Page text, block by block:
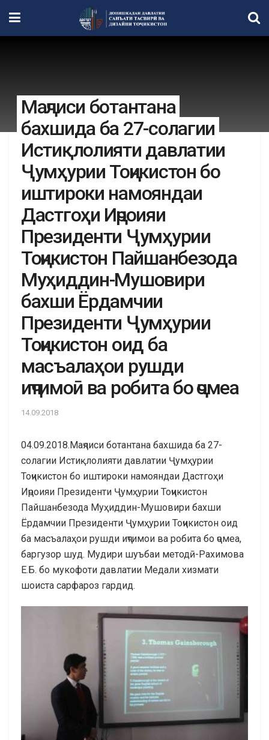
Маҷлиси ботантана
бахшида ба 27-солагии
Истиқлолияти давлатии
Ҷумҳурии Тоҷикистон бо
иштироки намояндаи
Дастгоҳи Иҷроияи
Президенти Ҷумҳурии
Тоҷикистон Пайшанбезода
Муҳиддин-Мушовири
бахши Ёрдамчии
Президенти Ҷумҳурии
Тоҷикистон оид ба
масъалаҳои рушди
иҷтимоӣ ва робита бо ҷомеа
14.09.2018
04.09.2018.Маҷлиси ботантана бахшида ба 27-
солагии Истиқлолияти давлатии Ҷумҳурии
Тоҷикистон бо иштироки намояндаи Дастгоҳи
Иҷроияи Президенти Ҷумҳурии Тоҷикистон
Пайшанбезода Муҳиддин-Мушовири бахши
Ёрдамчии Президенти Ҷумҳурии Тоҷикистон оид
ба масъалаҳои рушди иҷтимои ва робита бо ҷомеа,
баргузор шуд. Мудири шуъбаи методӣ-Рахимова
Е.Б. бо мукофоти давлатии Медали хизмати
шоиста сарфароз гардид.